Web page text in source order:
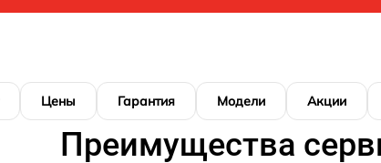
Цены Гарантия Модели Акции
Преимущества